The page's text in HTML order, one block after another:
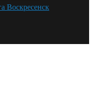
Воскресенск